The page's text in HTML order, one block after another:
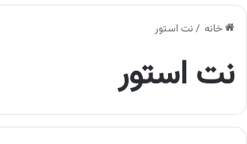
خانه / نت استور
نت استور